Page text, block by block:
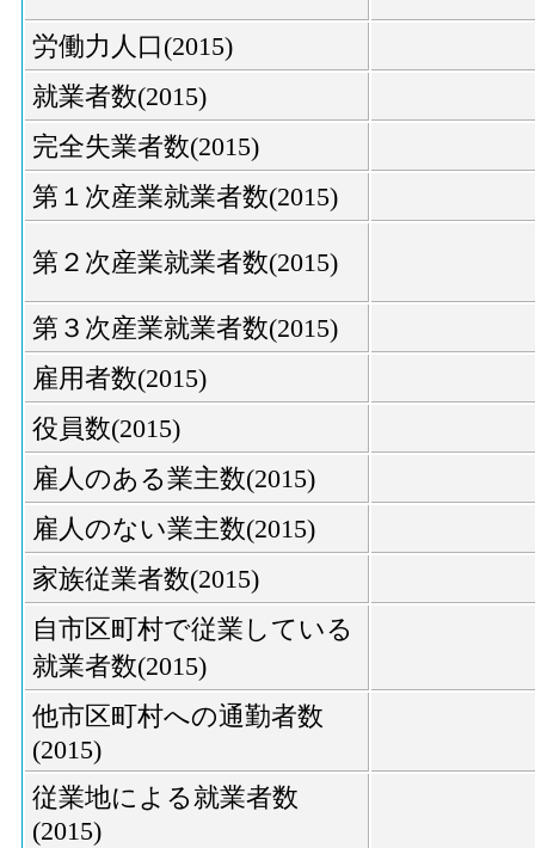
労働力人口(2015)
就業者数(2015)
完全失業者数(2015)
第１次産業就業者数(2015)
第２次産業就業者数(2015)
第３次産業就業者数(2015)
雇用者数(2015)
役員数(2015)
雇人のある業主数(2015)
雇人のない業主数(2015)
家族従業者数(2015)
自市区町村で従業している
就業者数(2015)
他市区町村への通勤者数
(2015)
従業地による就業者数
(2015)